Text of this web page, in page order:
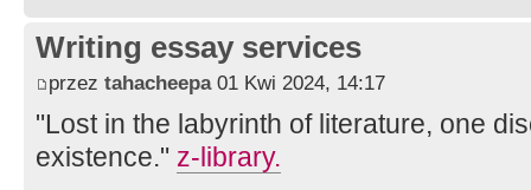
Writing essay services
przez tahacheepa01 Kwi 2024, 14:17
"Lost in the labyrinth of literature, one
existence." z-library.